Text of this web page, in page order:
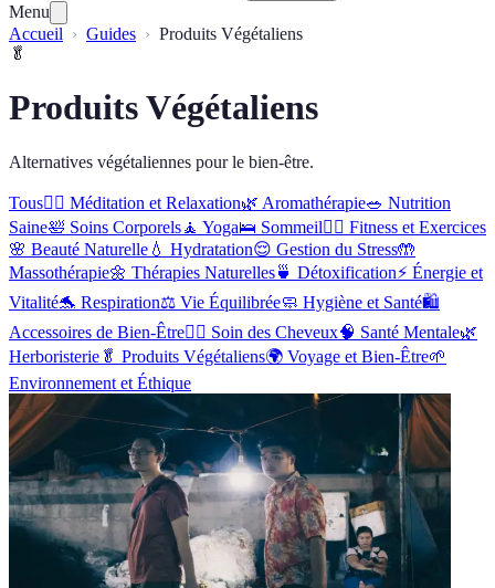
Menu
Accueil
Guides
Produits Végétaliens
🥬
Produits Végétaliens
Alternatives végétaliennes pour le bien-être.
Tous🧘‍♀️ Méditation et Relaxation🌿 Aromathérapie🥗 Nutrition
Saine🛀 Soins Corporels🧘 Yoga🛌 Sommeil🏋️‍♂️ Fitness et Exercices
🌸 Beauté Naturelle 💧 Hydratation😌 Gestion du Stress🤲
Massothérapie🌼 Thérapies Naturelles🍵 Détoxification⚡ Énergie et
Vitalité🐬 Respiration⚖️ Vie Équilibrée🧼 Hygiène et Santé🛍️
Accessoires de Bien-Être💇‍♀️ Soin des Cheveux🧠 Santé Mentale🌿
Herboristerie 🥬 Produits Végétaliens🌍 Voyage et Bien-Être🌱
Environnement et Éthique